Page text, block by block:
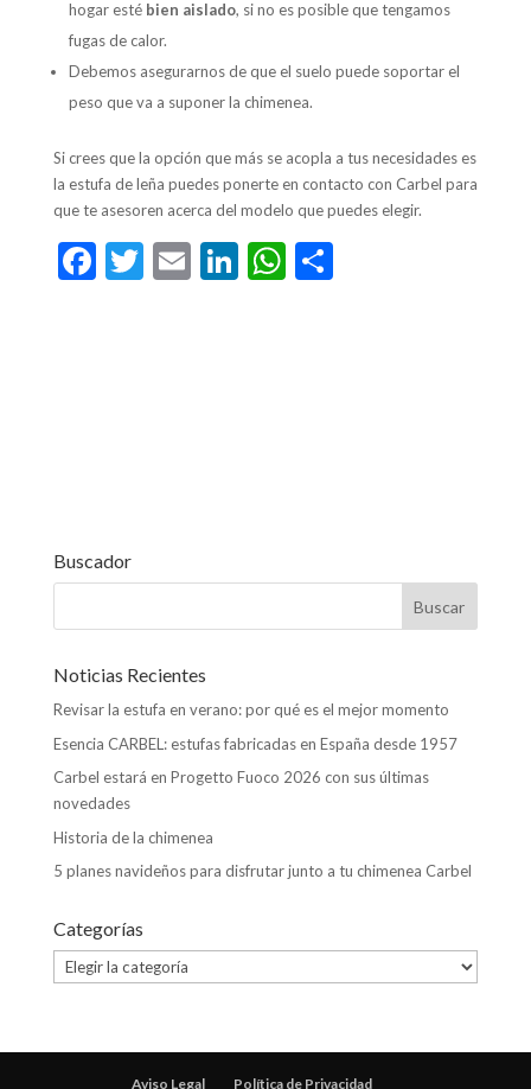
hogar esté bien aislado, si no es posible que tengamos
fugas de calor.
Debemos asegurarnos de que el suelo puede soportar el
peso que va a suponer la chimenea.
Si crees que la opción que más se acopla a tus necesidades es
la estufa de leña puedes ponerte en contacto con Carbel para
que te asesoren acerca del modelo que puedes elegir.
F T E Li WC
Buscador
Noticias Recientes
Revisar la estufa en verano: por qué es el mejor momento
Esencia CARBEL: estufas fabricadas en España desde 1957
Carbel estará en Progetto Fuoco 2026 con sus últimas
novedades
Historia de la chimenea
5 planes navideños para disfrutar junto a tu chimenea Carbel
Categorías
Categorías
Aviso Legal Política de Privacidad